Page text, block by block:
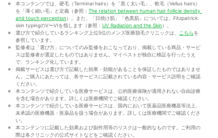
本コンテンツでは、硬毛（Terminal hairs）を「黒く太い毛」、軟毛（Vellus hairs）
を「薄く細い毛」と定義（参照： The relation between human hair follicle density
and touch perception）。また、「日焼け肌」「色黒肌」については、Fitzpatrick
skin typingのV〜VIを指します（参照： UV Radiation and the Skin）。
選び方で紹介しているランキング上位5位のメンズ医療脱毛クリニックは、
こちらを
参照しています。
監修者は「選び方」についてのみ監修をおこなっており、掲載している商品・サービ
スは監修者が選定したものではありません。マイベストが独自に検証を行ったうえ
で、ランキング化しています。
掲載サービスは選び方で記載した効果・効能があることを保証したものではありませ
ん。ご購入にあたっては、各サービスに記載されている内容・サービス説明をご確認
ください。
本コンテンツで紹介している医療サービスは、公的医療保険が適用されない自由診療
を含む場合があります。詳しくは医療機関でご確認ください。
本コンテンツで紹介している医療サービスは、国内において医薬品医療機器等法上、
未承認の医療機器・医薬品を扱う場合があります。詳しくは医療機関でご確認くださ
い。
本コンテンツに記載した効果および副作用等のリスクは一般的なものです。ご利用の
際は各クリニックの公式サイトなどをご確認ください。